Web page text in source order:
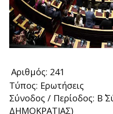
Αριθμός: 241
Τύπος: Ερωτήσεις
Σύνοδος / Περίοδος:
ΔΗΜΟΚΡΑΤΙΑΣ)